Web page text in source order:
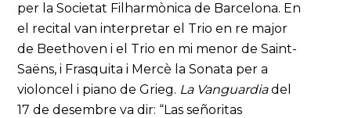
per la Societat Filharmònica de Barcelona. En
el recital van interpretar el Trio en re major
de Beethoven i el Trio en mi menor de Saint-
Saëns, i Frasquita i Mercè la Sonata per a
violoncel i piano de Grieg. La Vanguardiadel
17 de desembre va dir: “Las señoritas